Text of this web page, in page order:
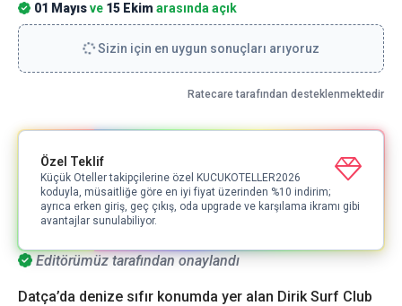
Editörümüz tarafından onaylandı
Datça’da denize sıfır konumda yer alan Dirik Surf Club
01 Mayısve 15 Ekim arasında açık
Sizin için en uygun sonuçları arıyoruz
Ratecare tarafından desteklenmektedir
Özel Teklif
Küçük Oteller takipçilerine özel KUCUKOTELLER2026
koduyla, müsaitliğe göre en iyi fiyat üzerinden %10 indirim;
ayrıca erken giriş, geç çıkış, oda upgrade ve karşılama ikramı gibi
avantajlar sunulabiliyor.